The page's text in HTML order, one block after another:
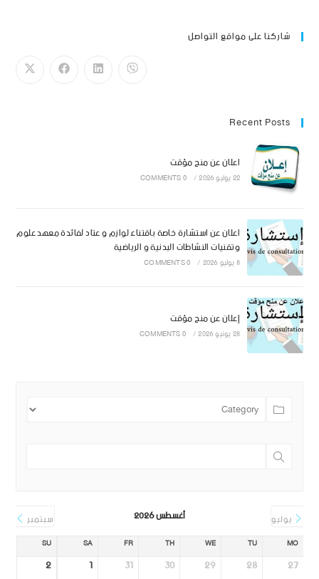
شاركنا على مواقع التواصل
Recent Posts
اعلان عن منح مؤقت
22 يوليو 2026 /
0 COMMENTS
اعلان عن استشارة خاصة باقتناء لوازم و عتاد لفائدة معهد علوم
وتقنيات النشاطات البدنية و الرياضية
8 يوليو 2026 /
0 COMMENTS
إعلان عن منح مؤقت
28 يونيو 2026 /
0 COMMENTS
يوليو أغسطس 2026 سبتمبر
MO
TU
WE
TH
FR
SA
SU
27
28
29
30
31
1
2